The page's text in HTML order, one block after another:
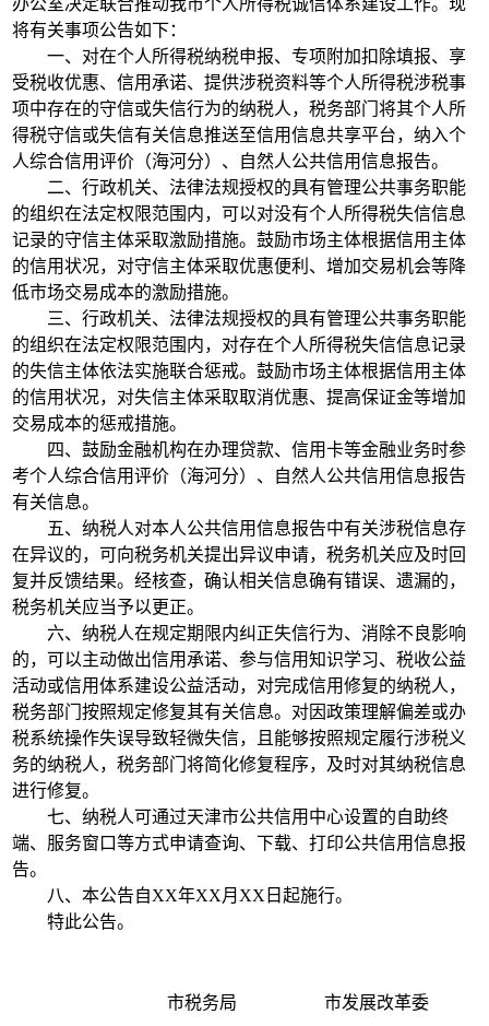
办公室决定联合推动我市个人所得税诚信体系建设工作。现
将有关事项公告如下：
一、对在个人所得税纳税申报、专项附加扣除填报、享
受税收优惠、信用承诺、提供涉税资料等个人所得税涉税事
项中存在的守信或失信行为的纳税人，税务部门将其个人所
得税守信或失信有关信息推送至信用信息共享平台，纳入个
人综合信用评价（海河分）、自然人公共信用信息报告。
二、行政机关、法律法规授权的具有管理公共事务职能
的组织在法定权限范围内，可以对没有个人所得税失信信息
记录的守信主体采取激励措施。鼓励市场主体根据信用主体
的信用状况，对守信主体采取优惠便利、增加交易机会等降
低市场交易成本的激励措施。
三、行政机关、法律法规授权的具有管理公共事务职能
的组织在法定权限范围内，对存在个人所得税失信信息记录
的失信主体依法实施联合惩戒。鼓励市场主体根据信用主体
的信用状况，对失信主体采取取消优惠、提高保证金等增加
交易成本的惩戒措施。
四、鼓励金融机构在办理贷款、信用卡等金融业务时参
考个人综合信用评价（海河分）、自然人公共信用信息报告
有关信息。
五、纳税人对本人公共信用信息报告中有关涉税信息存
在异议的，可向税务机关提出异议申请，税务机关应及时回
复并反馈结果。经核查，确认相关信息确有错误、遗漏的，
税务机关应当予以更正。
六、纳税人在规定期限内纠正失信行为、消除不良影响
的，可以主动做出信用承诺、参与信用知识学习、税收公益
活动或信用体系建设公益活动，对完成信用修复的纳税人，
税务部门按照规定修复其有关信息。对因政策理解偏差或办
税系统操作失误导致轻微失信，且能够按照规定履行涉税义
务的纳税人，税务部门将简化修复程序，及时对其纳税信息
进行修复。
七、纳税人可通过天津市公共信用中心设置的自助终
端、服务窗口等方式申请查询、下载、打印公共信用信息报
告。
八、本公告自XX年XX月XX日起施行。
特此公告。
市税务局 市发展改革委